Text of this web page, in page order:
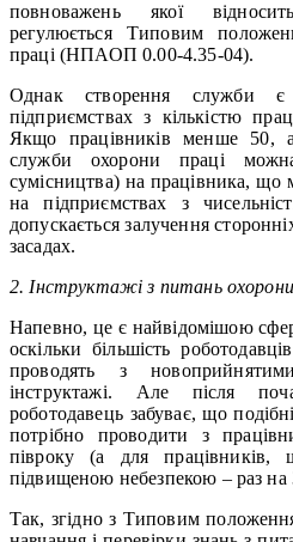
повноважень якої
регулюється Типовим
праці (НПАОП 0.00-4.35-04).
Однак створення служби
підприємствах з кількістю
Якщо працівників менше 50,
служби охорони праці
сумісництва) на працівника, що
на підприємствах з
допускається залучення
засадах.
2. Інструктажі з питань
Напевно, це є найвідомішою
оскільки більшість
проводять з
інструктажі. Але після
роботодавець забуває, що
потрібно проводити з
півроку (а для
підвищеною небезпекою – раз на
Так, згідно з Типовим